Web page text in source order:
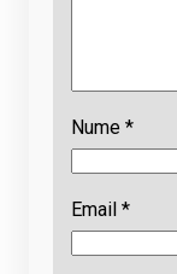
Nume *
Email *